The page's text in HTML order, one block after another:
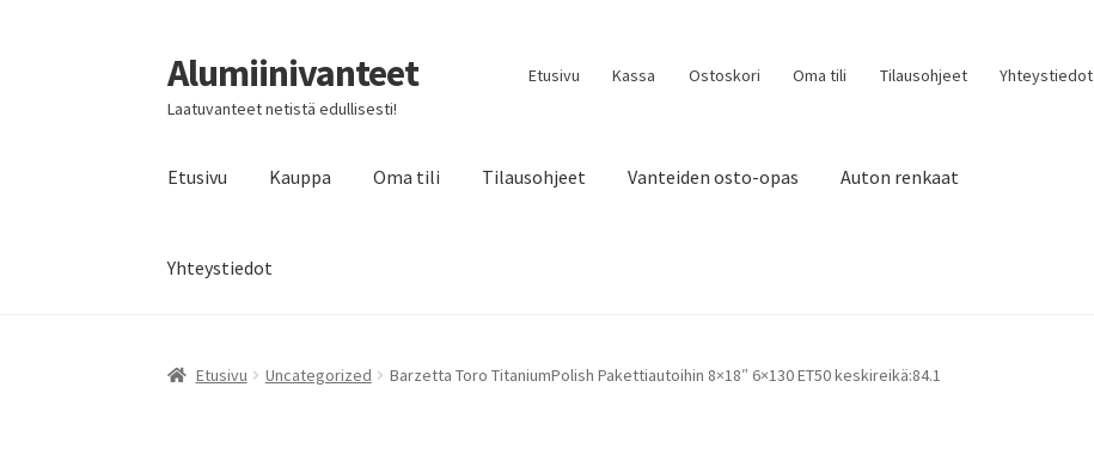
Siirry
navigointiin
Siirry
sisältöön
Alumiinivanteet
Laatuvanteet netistä edullisesti!
Etusivu Kassa Ostoskori Oma tili Tilausohjeet Yhteystiedot
Etusivu Kauppa Oma tili Tilausohjeet Vanteiden osto-opas Auton renkaat
Yhteystiedot
Etusivu Uncategorized Barzetta Toro TitaniumPolish Pakettiautoihin 8×18″ 6×130 ET50 keskireikä:84.1